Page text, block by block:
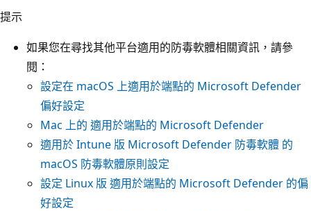
提示
如果您在尋找其他平台適用的防毒軟體相關資訊，請參
閱：
設定在 macOS 上適用於端點的 Microsoft Defender
偏好設定
Mac 上的 適用於端點的 Microsoft Defender
適用於 Intune 版 Microsoft Defender 防毒軟體 的
macOS 防毒軟體原則設定
設定 Linux 版 適用於端點的 Microsoft Defender 的偏
好設定